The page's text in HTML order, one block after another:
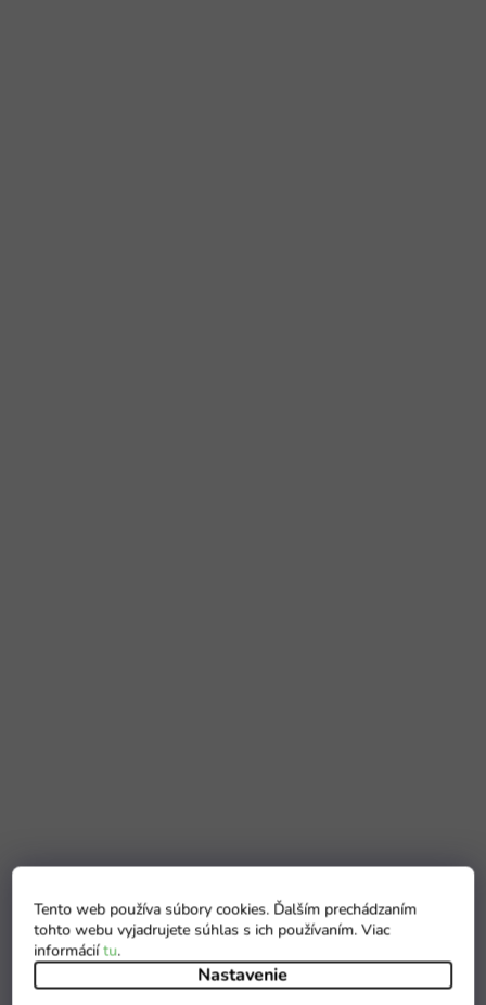
Tento web používa súbory cookies. Ďalším prechádzaním
tohto webu vyjadrujete súhlas s ich používaním. Viac
informáciítu.
Nastavenie